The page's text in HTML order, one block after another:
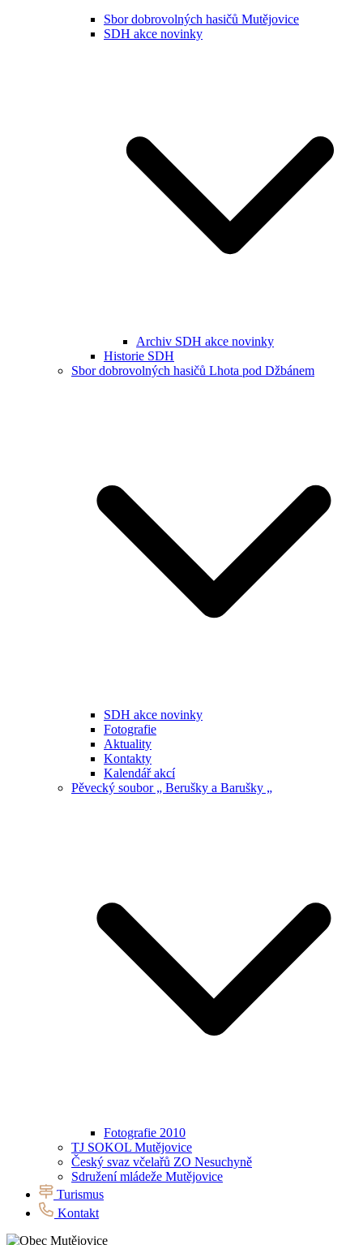
Sbor dobrovolných hasičů Mutějovice
SDH akce novinky
Archiv SDH akce novinky
Historie SDH
Sbor dobrovolných hasičů Lhota pod Džbánem
SDH akce novinky
Fotografie
Aktuality
Kontakty
Kalendář akcí
Pěvecký soubor „ Berušky a Barušky „
Fotografie 2010
TJ SOKOL Mutějovice
Český svaz včelařů ZO Nesuchyně
Sdružení mládeže Mutějovice
Turismus
Kontakt